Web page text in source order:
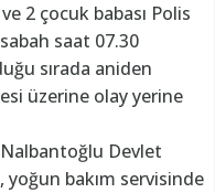
2 çocuk babası Polis
saat 07.30
sırada aniden
üzerine olay yerine
Devlet
yoğun bakım servisinde